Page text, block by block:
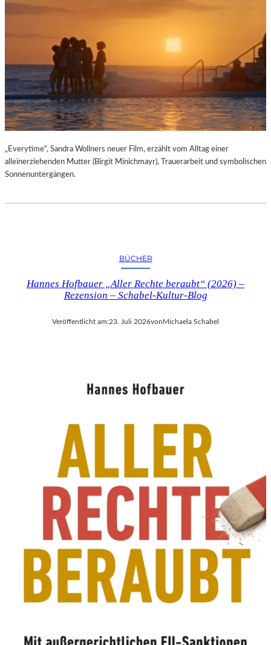
„Everytime“, Sandra Wollners neuer Film, erzählt vom Alltag einer
alleinerziehenden Mutter (Birgit Minichmayr), Trauerarbeit und symbolischen
Sonnenuntergängen.
BÜCHER
Hannes Hofbauer „Aller Rechte beraubt“ (2026) –
Rezension – Schabel-Kultur-Blog
Veröffentlicht am:23. Juli 2026vonMichaela Schabel